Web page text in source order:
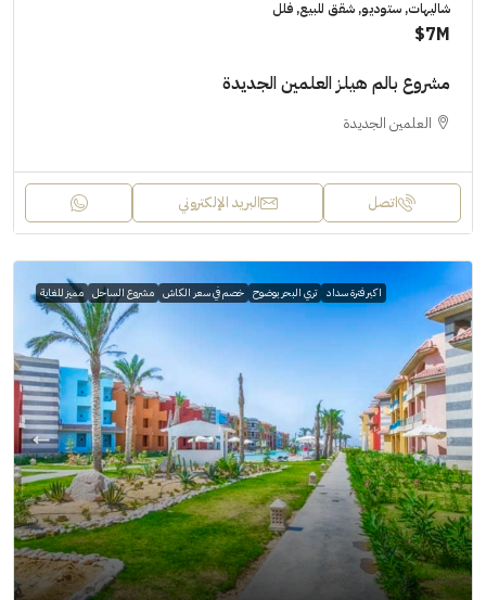
شاليهات, ستوديو, شقق للبيع, فلل
7M$
مشروع بالم هيلز العلمين الجديدة
العلمين الجديدة
اتصل البريد الإلكتروني
اكبر فترة سداد تري البحر بوضوح خصم في سعر الكاش مشروع الساحل مميز للغاية